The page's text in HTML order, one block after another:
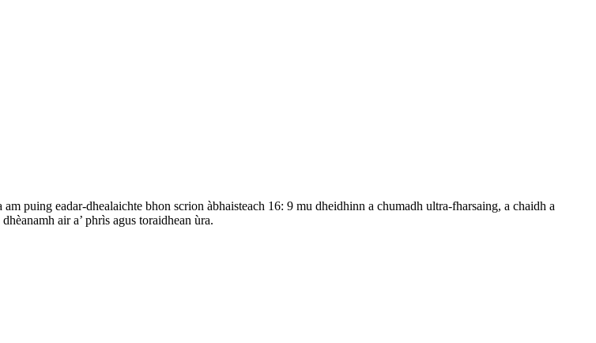
puing eadar-dhealaichte bhon scrion àbhaisteach 16: 9 mu dheidhinn a chumadh ultra-fharsaing, a chaidh a
air a’ phrìs agus toraidhean ùra.